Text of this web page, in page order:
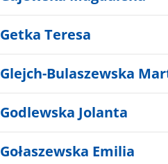
Getka Teresa
Glejch-Bulaszewska
Godlewska Jolanta
Gołaszewska Emilia